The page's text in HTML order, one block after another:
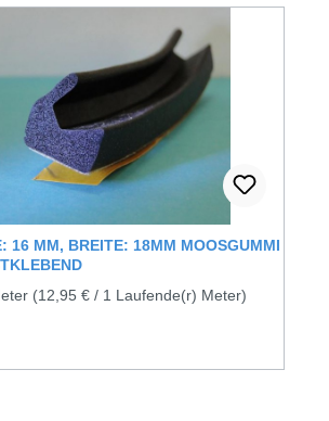
BREITE: 18MM MOOSGUMMI
(12,95 € / 1 Laufende(r) Meter)